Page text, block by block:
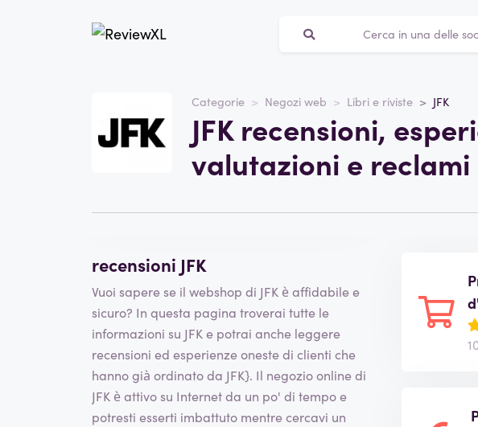
Categorie Negozi web Libri e riviste JFK
JFK recensioni,
valutazioni e reclami
JFK
Categoria
Negozi web
recensioni JFK
Vuoi sapere se il webshop di JFK è affidabile e
sicuro? In questa pagina troverai tutte le
informazioni su JFK e potrai anche leggere
recensioni ed esperienze oneste di clienti che
hanno già ordinato da JFK}. Il negozio online di
JFK è attivo su Internet da un po' di tempo e
potresti esserti imbattuto mentre cercavi un